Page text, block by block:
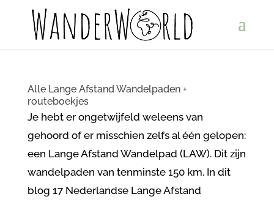
Alle Lange Afstand Wandelpaden +
routeboekjes
Je hebt er ongetwijfeld weleens van
gehoord of er misschien zelfs al één gelopen:
een Lange Afstand Wandelpad (LAW). Dit zijn
wandelpaden van tenminste 150 km. In dit
blog 17 Nederlandse Lange Afstand